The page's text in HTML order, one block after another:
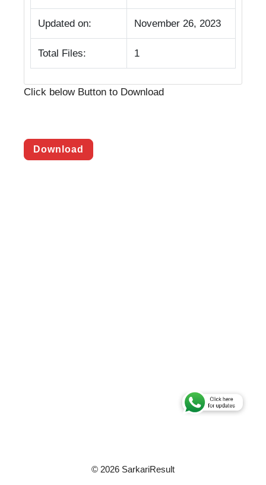
Updated on: November 26, 2023
Total Files: 1
Click below Button to Download
Download
© 2026 SarkariResult